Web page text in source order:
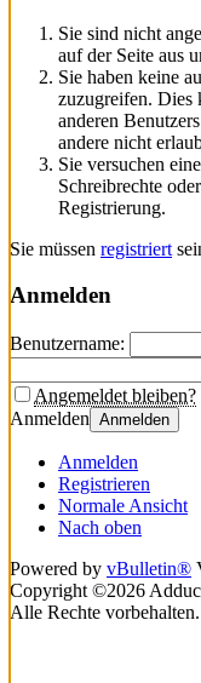
Sie sind nicht
auf der Seite aus
Sie haben keine
zuzugreifen. Dies
anderen
andere nicht
Sie versuchen
Schreibrechte
Registrierung.
Sie müssen registriert
Anmelden
Benutzername:
Angemeldet bleiben?
Anmelden Anmelden
Anmelden
Registrieren
Normale Ansicht
Nach oben
Powered by vBulletin®
Copyright ©2026
Alle Rechte vorbehalten.